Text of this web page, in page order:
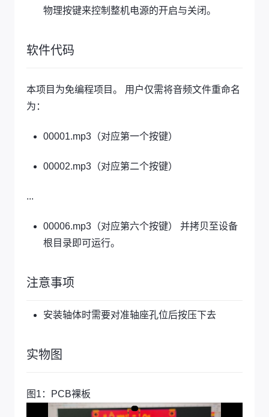
物理按键来控制整机电源的开启与关闭。
软件代码
本项目为免编程项目。 用户仅需将音频文件重命名
为：
00001.mp3（对应第一个按键）
00002.mp3（对应第二个按键）
...
00006.mp3（对应第六个按键） 并拷贝至设备
根目录即可运行。
注意事项
安装轴体时需要对准轴座孔位后按压下去
实物图
图1：PCB裸板